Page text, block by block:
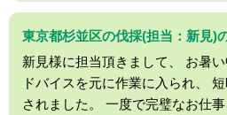
東京都杉並区の伐採(担当：新見)
新見様に担当頂きまして、 お暑
ドバイスを元に作業に入られ、
されました。 一度で完璧なお仕